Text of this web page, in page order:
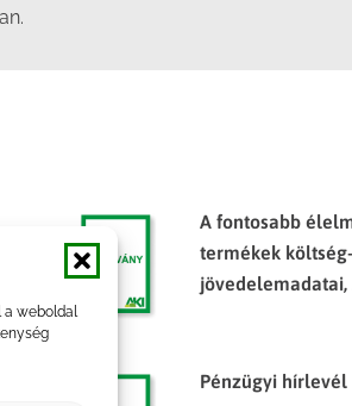
a weboldal
A fontosabb
termékek
jövedelemadatai,
Pénzügyi hírlevél